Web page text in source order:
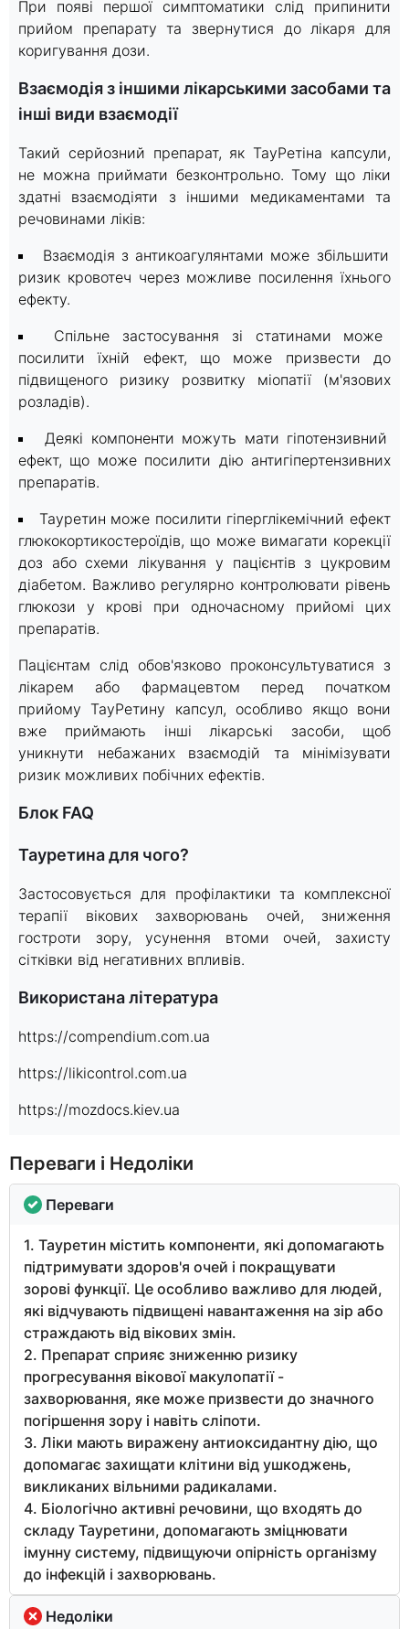
При появі першої симптоматики слід припинити
прийом препарату та звернутися до лікаря для
коригування дози.
Взаємодія з іншими лікарськими засобами та
інші види взаємодії
Такий серйозний препарат, як ТауРетіна капсули,
не можна приймати безконтрольно. Тому що ліки
здатні взаємодіяти з іншими медикаментами та
речовинами ліків:
Взаємодія з антикоагулянтами може збільшити
ризик кровотеч через можливе посилення їхнього
ефекту.
Спільне застосування зі статинами може
посилити їхній ефект, що може призвести до
підвищеного ризику розвитку міопатії (м'язових
розладів).
Деякі компоненти можуть мати гіпотензивний
ефект, що може посилити дію антигіпертензивних
препаратів.
Тауретин може посилити гіперглікемічний ефект
глюкокортикостероїдів, що може вимагати корекції
доз або схеми лікування у пацієнтів з цукровим
діабетом. Важливо регулярно контролювати рівень
глюкози у крові при одночасному прийомі цих
препаратів.
Пацієнтам слід обов'язково проконсультуватися з
лікарем або фармацевтом перед початком
прийому ТауРетину капсул, особливо якщо вони
вже приймають інші лікарські засоби, щоб
уникнути небажаних взаємодій та мінімізувати
ризик можливих побічних ефектів.
Блок FAQ
Тауретина для чого?
Застосовується для профілактики та комплексної
терапії вікових захворювань очей, зниження
гостроти зору, усунення втоми очей, захисту
сітківки від негативних впливів.
Використана література
https://compendium.com.ua
https://likicontrol.com.ua
https://mozdocs.kiev.ua
Переваги і Недоліки
Переваги
1. Тауретин містить компоненти, які допомагають
підтримувати здоров'я очей і покращувати
зорові функції. Це особливо важливо для людей,
які відчувають підвищені навантаження на зір або
страждають від вікових змін.
2. Препарат сприяє зниженню ризику
прогресування вікової макулопатії -
захворювання, яке може призвести до значного
погіршення зору і навіть сліпоти.
3. Ліки мають виражену антиоксидантну дію, що
допомагає захищати клітини від ушкоджень,
викликаних вільними радикалами.
4. Біологічно активні речовини, що входять до
складу Тауретини, допомагають зміцнювати
імунну систему, підвищуючи опірність організму
до інфекцій і захворювань.
Недоліки